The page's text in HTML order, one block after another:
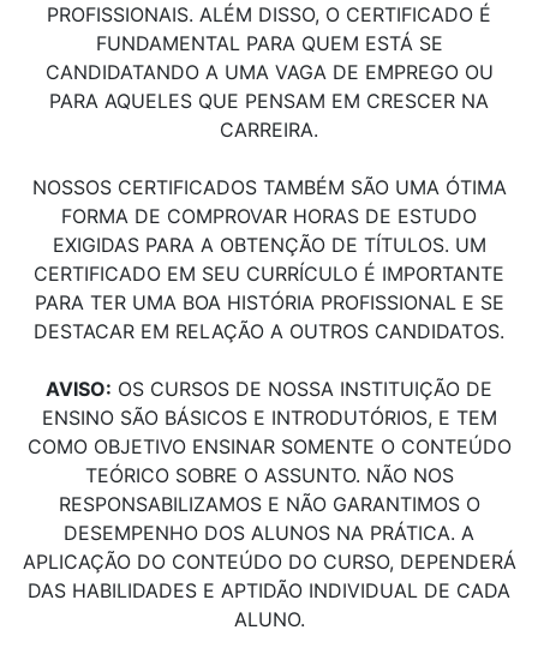
PROFISSIONAIS. ALÉM DISSO, O CERTIFICADO É
FUNDAMENTAL PARA QUEM ESTÁ SE
CANDIDATANDO A UMA VAGA DE EMPREGO OU
PARA AQUELES QUE PENSAM EM CRESCER NA
CARREIRA.
NOSSOS CERTIFICADOS TAMBÉM SÃO UMA ÓTIMA
FORMA DE COMPROVAR HORAS DE ESTUDO
EXIGIDAS PARA A OBTENÇÃO DE TÍTULOS. UM
CERTIFICADO EM SEU CURRÍCULO É IMPORTANTE
PARA TER UMA BOA HISTÓRIA PROFISSIONAL E SE
DESTACAR EM RELAÇÃO A OUTROS CANDIDATOS.
AVISO: OS CURSOS DE NOSSA INSTITUIÇÃO DE
ENSINO SÃO BÁSICOS E INTRODUTÓRIOS, E TEM
COMO OBJETIVO ENSINAR SOMENTE O CONTEÚDO
TEÓRICO SOBRE O ASSUNTO. NÃO NOS
RESPONSABILIZAMOS E NÃO GARANTIMOS O
DESEMPENHO DOS ALUNOS NA PRÁTICA. A
APLICAÇÃO DO CONTEÚDO DO CURSO, DEPENDERÁ
DAS HABILIDADES E APTIDÃO INDIVIDUAL DE CADA
ALUNO.